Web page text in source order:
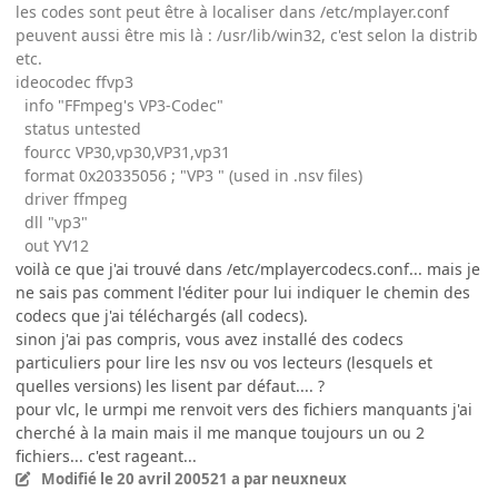
les codes sont peut être à localiser dans /etc/mplayer.conf
peuvent aussi être mis là : /usr/lib/win32, c'est selon la distrib
etc.
ideocodec ffvp3
info "FFmpeg's VP3-Codec"
status untested
fourcc VP30,vp30,VP31,vp31
format 0x20335056 ; "VP3 " (used in .nsv files)
driver ffmpeg
dll "vp3"
out YV12
voilà ce que j'ai trouvé dans /etc/mplayercodecs.conf... mais je
ne sais pas comment l'éditer pour lui indiquer le chemin des
codecs que j'ai téléchargés (all codecs).
sinon j'ai pas compris, vous avez installé des codecs
particuliers pour lire les nsv ou vos lecteurs (lesquels et
quelles versions) les lisent par défaut.... ?
pour vlc, le urmpi me renvoit vers des fichiers manquants j'ai
cherché à la main mais il me manque toujours un ou 2
fichiers... c'est rageant...
Modifié le 20 avril 200521 a par neuxneux